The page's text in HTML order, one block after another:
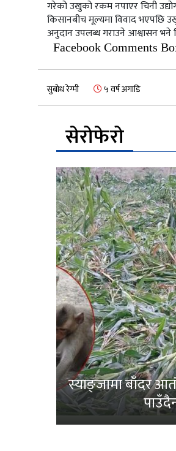
गरेको उखुको रकम नपाएर चिनी
किसानबीच मूल्यमा विवाद भएपछि
अनुदान उपलब्ध गराउने आश्वासन भने
Facebook Comments
सुबोध रेग्मी ५ वर्ष अगाडि
सेरोफेरो
स्याङ्जामा बाँदर